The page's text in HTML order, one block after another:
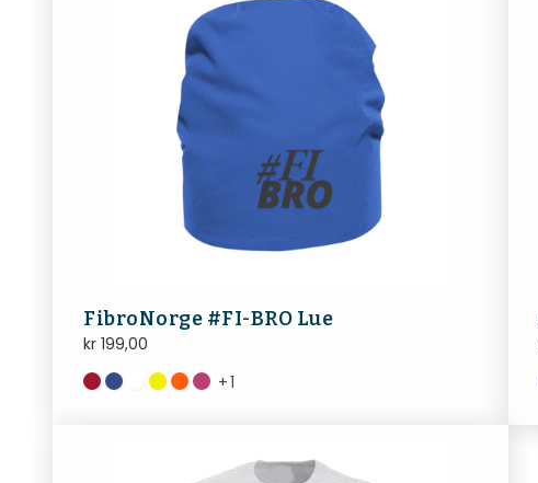
FibroNorge #FI-BRO Lue
kr 199,00
+1